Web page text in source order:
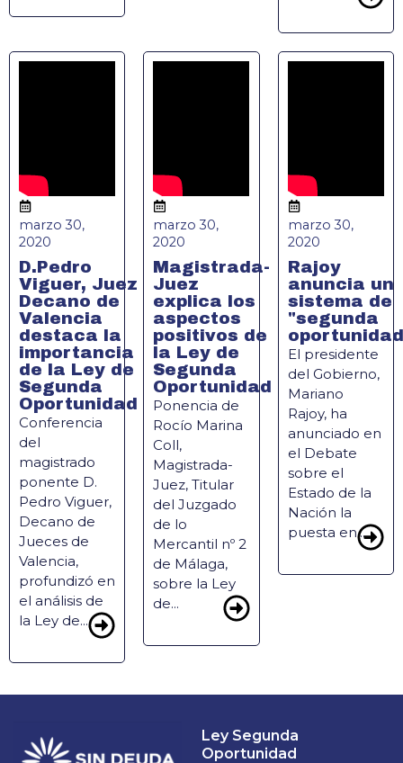
marzo 30,
2020
D.Pedro
Viguer, Juez
Decano de
Valencia
destaca la
importancia
de la Ley de
Segunda
Oportunidad
Conferencia
del
magistrado
ponente D.
Pedro Viguer,
Decano de
Jueces de
Valencia,
profundizó en
el análisis de
la Ley de...
marzo 30,
2020
Magistrada-
Juez
explica los
aspectos
positivos de
la Ley de
Segunda
Oportunidad
Ponencia de
Rocío Marina
Coll,
Magistrada-
Juez, Titular
del Juzgado
de lo
Mercantil nº 2
de Málaga,
sobre la Ley
de...
marzo 30,
2020
Rajoy
anuncia un
sistema de
"segunda
El presidente
del Gobierno,
Mariano
Rajoy, ha
anunciado en
el Debate
sobre el
Estado de la
Nación la
puesta en...
Ley Segunda
Oportunidad